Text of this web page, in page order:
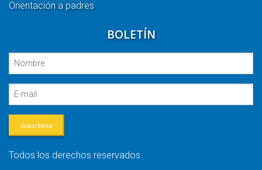
Orientación a padres
BOLETÍN
Suscribirse
Todos los derechos reservados